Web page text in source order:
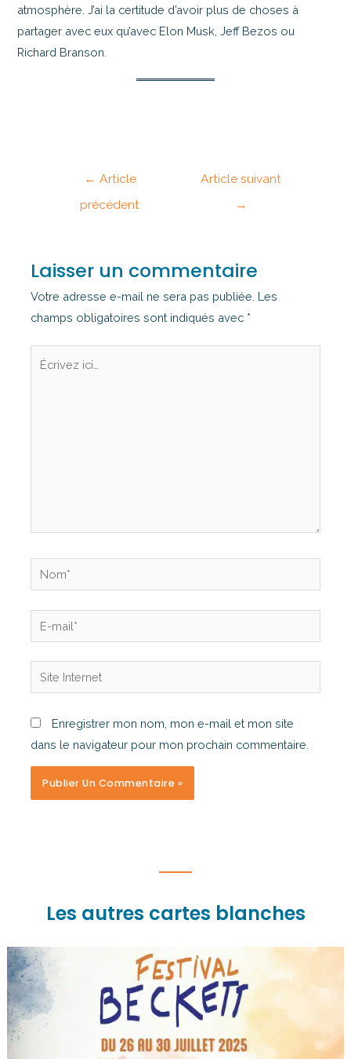
atmosphère. J’ai la certitude d’avoir plus de choses à
partager avec eux qu’avec Elon Musk, Jeff Bezos ou
Richard Branson.
← Article
précédent
Article suivant
→
Laisser un commentaire
Votre adresse e-mail ne sera pas publiée. Les
champs obligatoires sont indiqués avec *
Enregistrer mon nom, mon e-mail et mon site
dans le navigateur pour mon prochain commentaire.
Les autres cartes blanches